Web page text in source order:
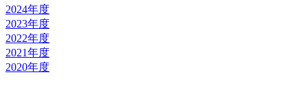
2024年度
2023年度
2022年度
2021年度
2020年度